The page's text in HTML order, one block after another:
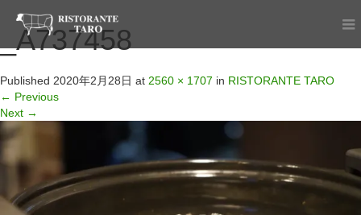
_A737458
Published 2020年2月28日 at 2560 × 1707 in RISTORANTE TARO
← Previous
Next →